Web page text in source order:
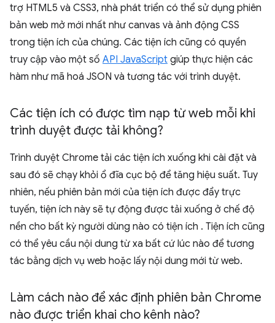
trợ HTML5 và CSS3, nhà phát triển có thể sử dụng phiên
bản web mở mới nhất như canvas và ảnh động CSS
trong tiện ích của chúng. Các tiện ích cũng có quyền
truy cập vào một số API JavaScript giúp thực hiện các
hàm như mã hoá JSON và tương tác với trình duyệt.
Các tiện ích có được tìm nạp từ web mỗi khi
trình duyệt được tải không?
Trình duyệt Chrome tải các tiện ích xuống khi cài đặt và
sau đó sẽ chạy khỏi ổ đĩa cục bộ để tăng hiệu suất. Tuy
nhiên, nếu phiên bản mới của tiện ích được đẩy trực
tuyến, tiện ích này sẽ tự động được tải xuống ở chế độ
nền cho bất kỳ người dùng nào có tiện ích . Tiện ích cũng
có thể yêu cầu nội dung từ xa bất cứ lúc nào để tương
tác bằng dịch vụ web hoặc lấy nội dung mới từ web.
Làm cách nào để xác định phiên bản Chrome
nào được triển khai cho kênh nào?